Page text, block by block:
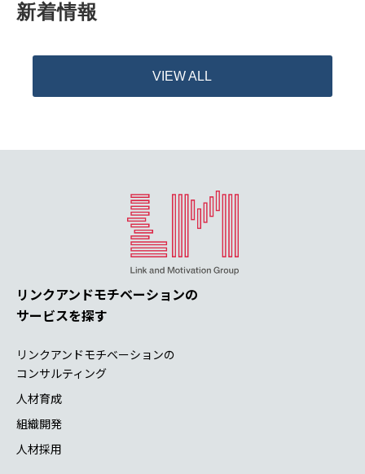
新着情報
VIEW ALL
リンクアンドモチベーションの
サービスを探す
リンクアンドモチベーションの
コンサルティング
人材育成
組織開発
人材採用